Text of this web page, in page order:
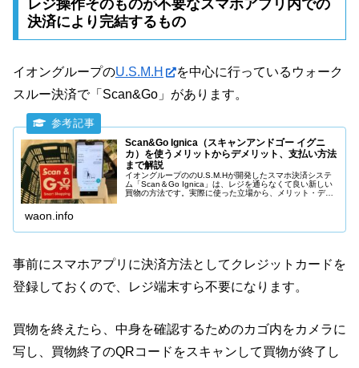
レジ操作そのものが不要なスマホアプリ内での
決済により完結するもの
イオングループのU.S.M.H
を中心に行っているウォーク
スルー決済で「Scan&Go」があります。
Scan&Go Ignica（スキャンアンドゴー イグニ
カ）を使うメリットからデメリット、支払い方法
まで解説
イオングループののU.S.M.Hが開発したスマホ決済システ
ム「Scan＆Go Ignica」は、レジを通らなくて良い新しい
買物の方法です。実際に使った立場から、メリット・デメ
waon.info
事前にスマホアプリに決済方法としてクレジットカードを
登録しておくので、レジ端末すら不要になります。
買物を終えたら、中身を確認するためのカゴ内をカメラに
写し、買物終了のQRコードをスキャンして買物が終了し